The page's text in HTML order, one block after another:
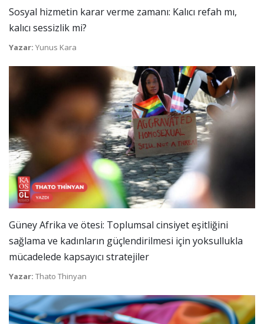
Sosyal hizmetin karar verme zamanı: Kalıcı refah mı,
kalıcı sessizlik mi?
Yazar: Yunus Kara
Güney Afrika ve ötesi: Toplumsal cinsiyet eşitliğini
sağlama ve kadınların güçlendirilmesi için yoksullukla
mücadelede kapsayıcı stratejiler
Yazar: Thato Thinyan